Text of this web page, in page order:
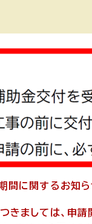
間に関するお知ら
きましては、申